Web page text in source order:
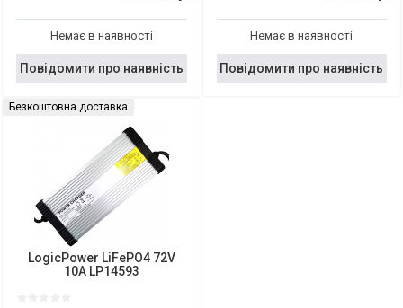
Немає в наявності
Повідомити про наявність
Немає в наявності
Повідомити про наявність
Безкоштовна доставка
LogicPower LiFePO4 72V
10A LP14593